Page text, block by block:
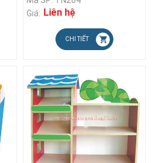
Giá: Liên hệ
CHI TIẾT